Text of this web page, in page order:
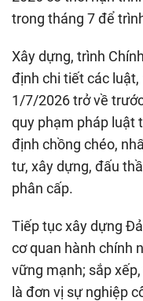
trong tháng 7 để
Xây dựng, trình
định chi tiết các
1/7/2026 trở về
quy phạm pháp luật
định chồng chéo,
tư, xây dựng, đấu
phân cấp.
Tiếp tục xây dựng
cơ quan hành chính
vững mạnh; sắp
là đơn vị sự nghiệp